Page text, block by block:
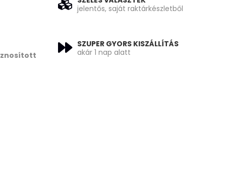
jelentős, saját raktárkészletből
SZUPER GYORS KISZÁLLÍTÁS
akár 1 nap alatt